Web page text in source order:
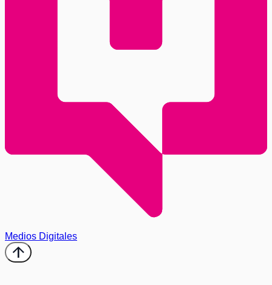
Medios Digitales
arrow_upward